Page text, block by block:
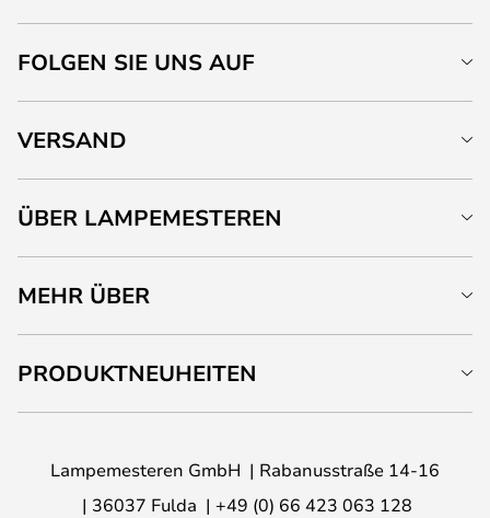
FOLGEN SIE UNS AUF
VERSAND
ÜBER LAMPEMESTEREN
MEHR ÜBER
PRODUKTNEUHEITEN
Lampemesteren GmbH
Rabanusstraße 14-16
36037 Fulda
+49 (0) 66 423 063 128